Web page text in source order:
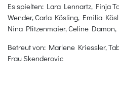
Es spielten: Lara Lennartz, Finja
Wender, Carla Kösling, Emilia
Nina Pfitzenmaier, Celine
Betreut von: Marlene Kriessler,
Frau Skenderovic